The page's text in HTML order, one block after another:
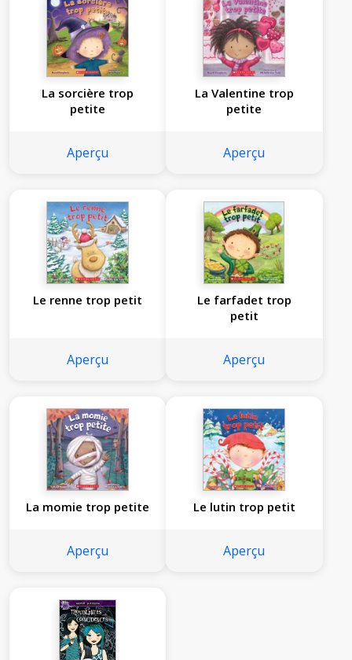
La sorcière trop
petite
Aperçu
La Valentine trop
petite
Aperçu
Le renne trop petit
Aperçu
Le farfadet trop
petit
Aperçu
La momie trop petite
Aperçu
Le lutin trop petit
Aperçu